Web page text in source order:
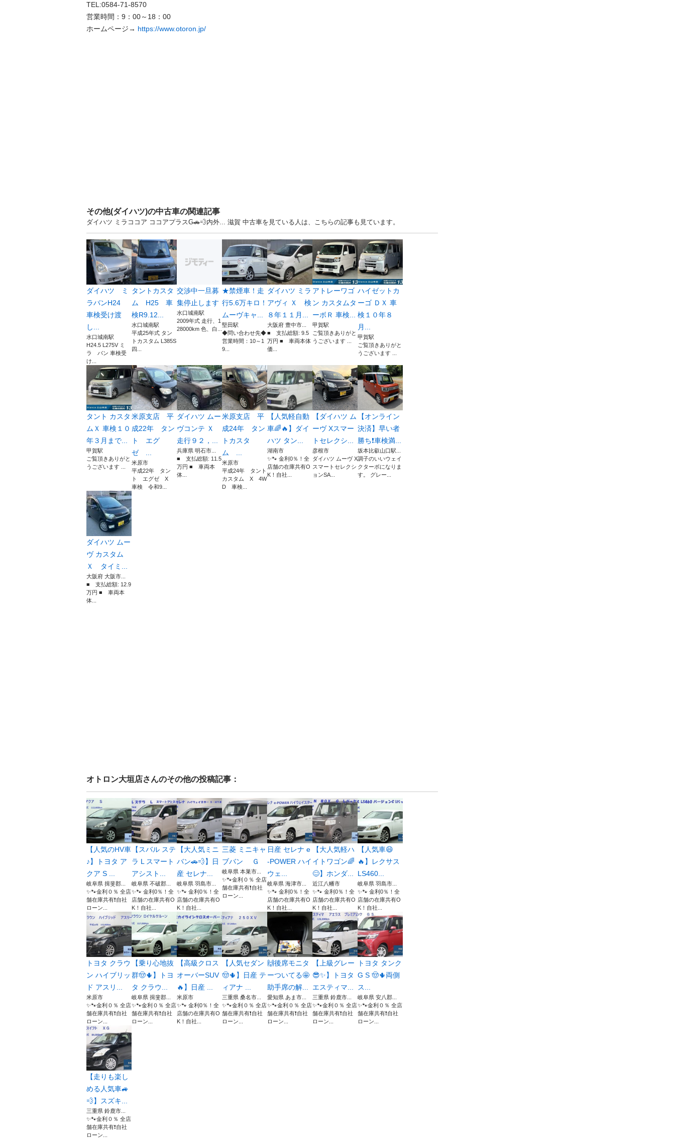
TEL:0584-71-8570
営業時間：9：00～18：00
ホームページ→ https://www.otoron.jp/
その他(ダイハツ)の中古車の関連記事
ダイハツ ミラココア ココアプラスG🚗💨内外... 滋賀 中古車を見ている人は、こちらの記事も見ています。
ダイハツ ミ
ラバンH24
車検受け渡
し...
水口城南駅
H24.5 L275V ミ
ラ バン 車検受
け...
タントカスタ
ム H25 車
検R9.12...
水口城南駅
平成25年式 タン
トカスタム L385S
四...
交渉中一旦募
集停止します
水口城南駅
2009年式 走行、1
28000km 色、白...
★禁煙車！走
行5.6万キロ！
ムーヴキャ...
堅田駅
◆問い合わせ先◆
営業時間：10～1
9...
ダイハツ ミラ
アヴィ Ｘ 検
８年１１月...
大阪府 豊中市...
■ 支払総額: 9.5
万円 ■ 車両本体
価...
アトレーワゴ
ン カスタムタ
ーボＲ 車検...
甲賀駅
ご覧頂きありがと
うございます ...
ハイゼットカ
ーゴ ＤＸ 車
検１０年８
月...
甲賀駅
ご覧頂きありがと
うございます ...
タント カスタ
ムＸ 車検１０
年３月まで...
甲賀駅
ご覧頂きありがと
うございます ...
米原支店 平
成22年 タン
ト エグ
ゼ ...
米原市
平成22年 タン
ト エグゼ X
車検 令和9...
ダイハツ ムー
ヴコンテ Ｘ
走行９２，...
兵庫県 明石市...
■ 支払総額: 11.5
万円 ■ 車両本
体...
米原支店 平
成24年 タン
トカスタ
ム ...
米原市
平成24年 タント
カスタム X 4W
D 車検...
【人気軽自動
車🌈🔥】ダイ
ハツ タン...
湖南市
✨🐾 金利0％！全
店舗の在庫共有O
K！自社...
【ダイハツ ム
ーヴ Xスマー
トセレクシ...
彦根市
ダイハツ ムーヴ X
スマートセレクシ
ョンSA...
【オンライン
決済】早い者
勝ち❗️車検満...
坂本比叡山口駅...
調子のいいウェイ
クターボになりま
す。 グレー...
ダイハツ ムー
ヴ カスタム
Ｘ タイミ...
大阪府 大阪市...
■ 支払総額: 12.9
万円 ■ 車両本
体...
オトロン大垣店さんのその他の投稿記事：
【人気のHV車
♪】トヨタ ア
クア S ...
岐阜県 揖斐郡...
✨🐾金利０％ 全店
舗在庫共有❗️自社
ローン...
【スバル ステ
ラ L スマート
アシスト...
岐阜県 不破郡...
✨🐾 金利0％！全
店舗の在庫共有O
K！自社...
【大人気ミニ
バン🚗💨】日
産 セレナ...
岐阜県 羽島市...
✨🐾 金利0％！全
店舗の在庫共有O
K！自社...
三菱 ミニキャ
ブバン Ｇ
岐阜県 本巣市...
✨🐾金利０％ 全店
舗在庫共有❗️自社
ローン...
日産 セレナ e
-POWER ハイ
ウェ...
岐阜県 海津市...
✨🐾 金利0％！全
店舗の在庫共有O
K！自社...
【大人気軽ハ
イトワゴン🌈
😊】ホンダ...
近江八幡市
✨🐾 金利0％！全
店舗の在庫共有O
K！自社...
【人気車😄
🔥】レクサス
LS460...
岐阜県 羽島市...
✨🐾 金利0％！全
店舗の在庫共有O
K！自社...
トヨタ クラウ
ン ハイブリッ
ド アスリ...
米原市
✨🐾金利０％ 全店
舗在庫共有❗️自社
ローン...
【乗り心地抜
群🤠🌵】トヨ
タ クラウ...
岐阜県 揖斐郡...
✨🐾金利０％ 全店
舗在庫共有❗️自社
ローン...
【高級クロス
オーバーSUV
🔥】日産 ...
米原市
✨🐾 金利0％！全
店舗の在庫共有O
K！自社...
【人気セダン
🤠🌵】日産 テ
ィアナ ...
三重県 桑名市...
✨🐾金利０％ 全店
舗在庫共有❗️自社
ローン...
🙌後席モニタ
ーついてる🤩
助手席の解...
愛知県 あま市...
✨🐾金利０％ 全店
舗在庫共有❗️自社
ローン...
【上級グレー
😎✨】トヨタ
エスティマ...
三重県 鈴鹿市...
✨🐾金利０％ 全店
舗在庫共有❗️自社
ローン...
トヨタ タンク
G S 🤠🌵両側
ス...
岐阜県 安八郡...
✨🐾金利０％ 全店
舗在庫共有❗️自社
ローン...
【走りも楽し
める人気車🚙
💨】スズキ...
三重県 鈴鹿市...
✨🐾金利０％ 全店
舗在庫共有❗️自社
ローン...